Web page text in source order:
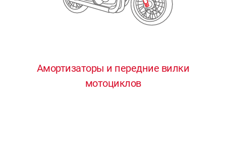
Амортизаторы и передние вилки
мотоциклов
0 1
2
4
6
7
4
6
7
4
6
7
4
6
4
6